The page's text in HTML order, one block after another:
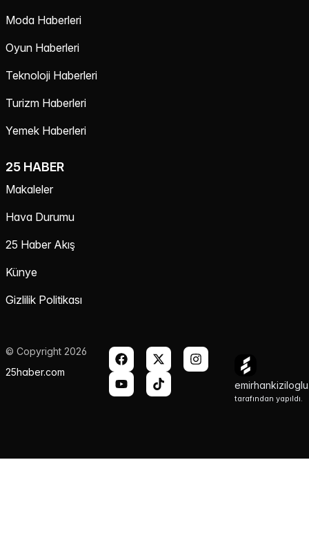
Moda Haberleri
Oyun Haberleri
Teknoloji Haberleri
Turizm Haberleri
Yemek Haberleri
25 HABER
Makaleler
Hava Durumu
25 Haber Akış
Künye
Gizlilik Politikası
© Copyright 2026
25haber.com
tarafından yapıldı.